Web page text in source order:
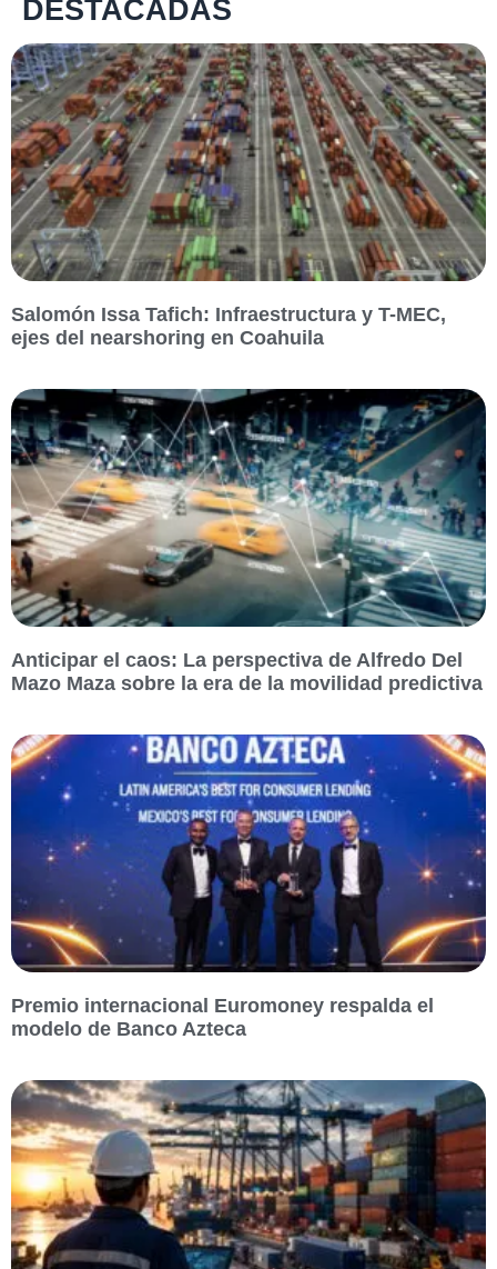
DESTACADAS
Salomón Issa Tafich: Infraestructura y T-MEC,
ejes del nearshoring en Coahuila
Anticipar el caos: La perspectiva de Alfredo Del
Mazo Maza sobre la era de la movilidad predictiva
Premio internacional Euromoney respalda el
modelo de Banco Azteca